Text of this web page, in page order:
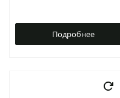
Подробнее